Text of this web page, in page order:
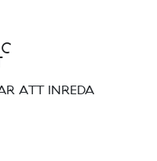
ATT INREDA